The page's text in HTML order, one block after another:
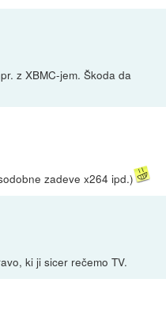
z XBMC-jem. Škoda da
zadeve x264 ipd.)
ki ji sicer rečemo TV.